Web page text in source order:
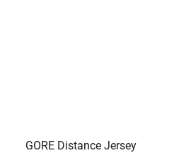
GORE Distance Jersey